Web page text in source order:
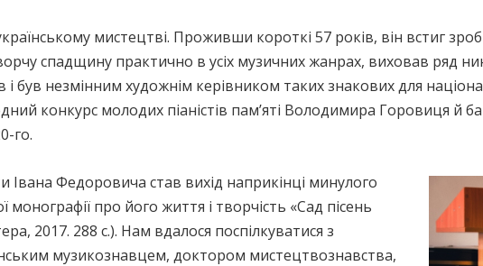
мистецтві. Проживши короткі 57 років, він встиг
спадщину практично в усіх музичних жанрах, виховав ряд
і був незмінним художнім керівником таких знакових для
конкурс молодих піаністів пам’яті Володимира Горовиця й
го.
Федоровича став вихід наприкінці минулого
монографії про його життя і творчість «Сад пісень
2017. 288 с.). Нам вдалося поспілкуватися з
музикознавцем, доктором мистецтвознавства,